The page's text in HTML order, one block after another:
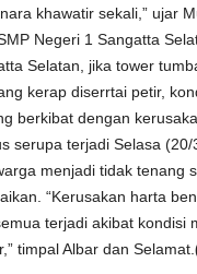
khawatir sekali,” ujar
Negeri 1 Sangatta
Selatan, jika tower
kerap diserrtai petir,
berkibat dengan
serupa terjadi Selasa
menjadi tidak tenang
“Kerusakan harta
terjadi akibat kondisi
timpal Albar dan Selamat.